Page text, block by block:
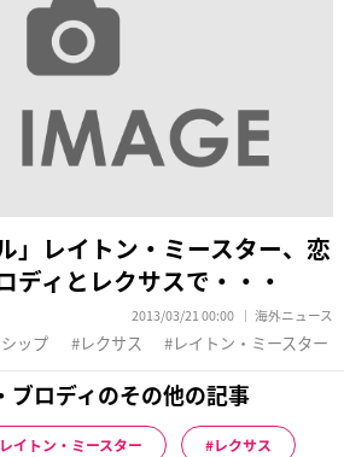
」レイトン・ミースター、恋
ディとレクサスで・・・
2013/03/21 00:00 海外ニュース
ップ レクサス レイトン・ミースター
ブロディのその他の記事
イトン・ミースター レクサス